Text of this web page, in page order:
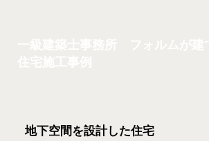
地下空間を設計した住宅